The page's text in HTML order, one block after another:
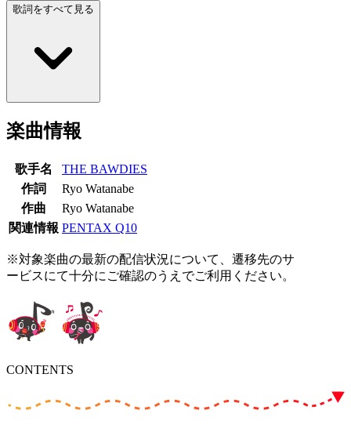
歌詞をすべて見る
楽曲情報
歌手名
THE BAWDIES
作詞
Ryo Watanabe
作曲
Ryo Watanabe
関連情報 PENTAX Q10
※対象楽曲の最新の配信状況について、遷移先のサ
ービスにて十分にご確認のうえでご利用ください。
CONTENTS